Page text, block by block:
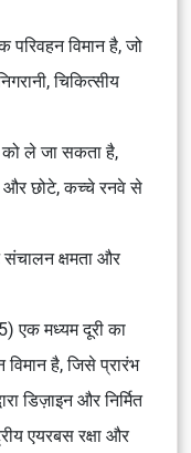
परिवहन विमान है, जो
चिकित्सीय
ले जा सकता है,
और छोटे, कच्चे रनवे से
क्षमता और
एक मध्यम दूरी का
विमान है, जिसे प्रारंभ
डिज़ाइन और निर्मित
एयरबस रक्षा और